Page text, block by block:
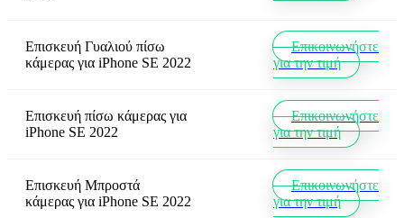
Επισκευή Γυαλιού πίσω
κάμερας για iPhone SE 2022
Επικοινωνήστε
για την τιμή
Επισκευή πίσω κάμερας για
iPhone SE 2022
Επικοινωνήστε
για την τιμή
Επισκευή Μπροστά
κάμερας για iPhone SE 2022
Επικοινωνήστε
για την τιμή